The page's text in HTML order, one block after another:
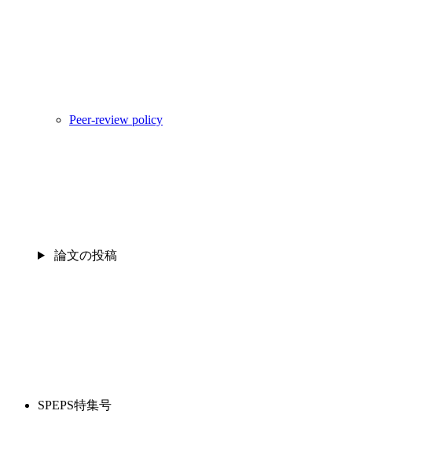
Peer-review policy
論文の投稿
SPEPS特集号